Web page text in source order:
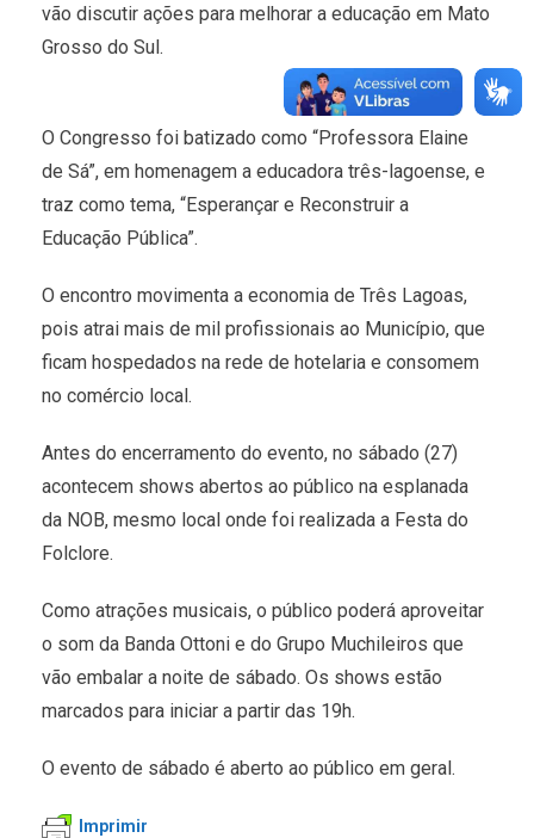
vão discutir ações para melhorar a educação em Mato
Grosso do Sul.
O Congresso foi batizado como “Professora Elaine
de Sá”, em homenagem a educadora três-lagoense, e
traz como tema, “Esperançar e Reconstruir a
Educação Pública”.
O encontro movimenta a economia de Três Lagoas,
pois atrai mais de mil profissionais ao Município, que
ficam hospedados na rede de hotelaria e consomem
no comércio local.
Antes do encerramento do evento, no sábado (27)
acontecem shows abertos ao público na esplanada
da NOB, mesmo local onde foi realizada a Festa do
Folclore.
Como atrações musicais, o público poderá aproveitar
o som da Banda Ottoni e do Grupo Muchileiros que
vão embalar a noite de sábado. Os shows estão
marcados para iniciar a partir das 19h.
O evento de sábado é aberto ao público em geral.
Imprimir